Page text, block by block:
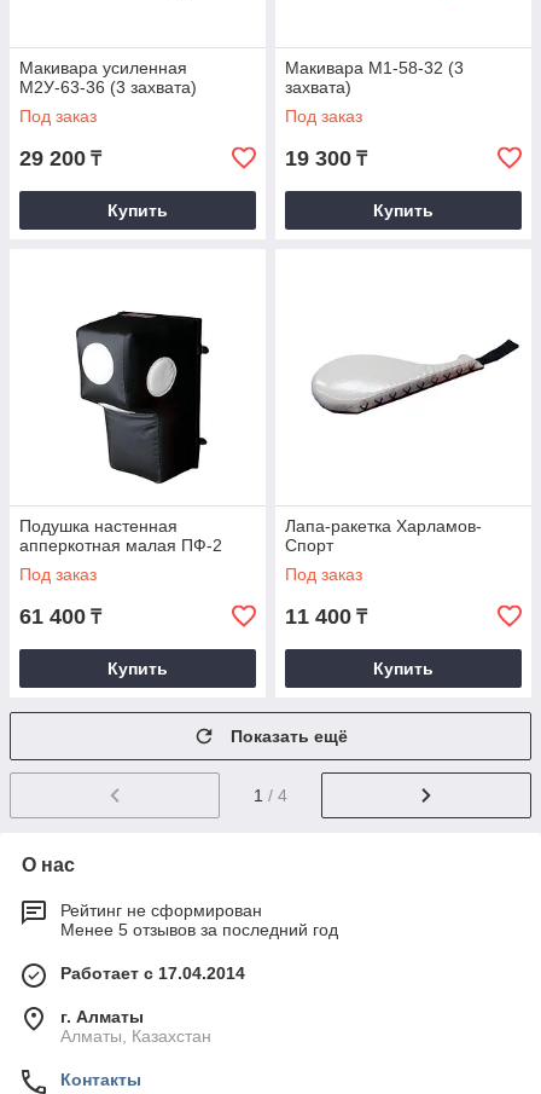
Макивара усиленная
М2У-63-36 (3 захвата)
Под заказ
29 200 ₸
Купить
Макивара М1-58-32 (3
захвата)
Под заказ
19 300 ₸
Купить
Подушка настенная
апперкотная малая ПФ-2
Под заказ
61 400 ₸
Купить
Лапа-ракетка Харламов-
Спорт
Под заказ
11 400 ₸
Купить
Показать ещё
1 / 4
О нас
Рейтинг не сформирован
Менее 5 отзывов за последний год
Работает с 17.04.2014
г. Алматы
Алматы, Казахстан
Контакты